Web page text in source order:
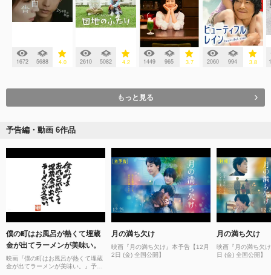
1672 5688 4.0 2610 5082 4.2 1449 965 3.7 2060 994 3.8
もっと見る
予告編・動画 6作品
僕の町はお風呂が熱くて埋蔵
金が出てラーメンが美味い。
映画『僕の町はお風呂が熱くて埋蔵
金が出てラーメンが美味い。』予告
月の満ち欠け
映画『月の満ち欠け』本予告【12月
2日 (金) 全国公開】
月の満ち欠け
映画『月の満ち欠
日 (金) 全国公開】